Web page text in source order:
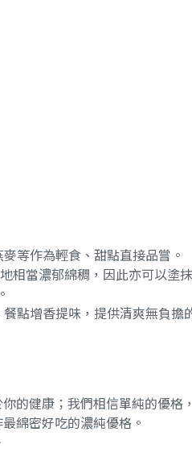
等作為輕食、甜點直接品嘗。
相當濃郁綿稠，因此亦可以塗
點增香提味，提供清爽無負擔
的健康；我們相信單純的優格
綿密好吃的濃純優格。